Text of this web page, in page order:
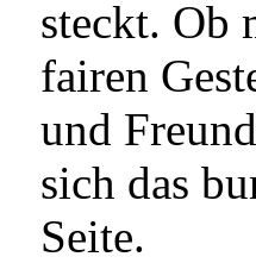
steckt. Ob
fairen
und
sich das
Seite.